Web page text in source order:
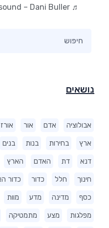
נושאים
אבולוציה אדם אור אורז
ארץ בחירות בנות בנים
דנא דת האדם הארץ
חינוך חלל כדור כדור
כסף מדינה מדע מוות
מפלגות מצע מתמטיקה
♬ original sound – Dani Buller